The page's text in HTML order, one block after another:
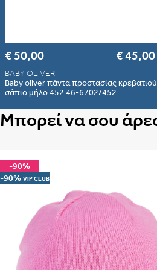
€ 50,00 € 45,00
BABY OLIVER
Baby oliver πάντα προστασίας
σάπιο μήλο 452 46-6702/452
Μπορεί να σου
-90%
-90% VIP CLUB